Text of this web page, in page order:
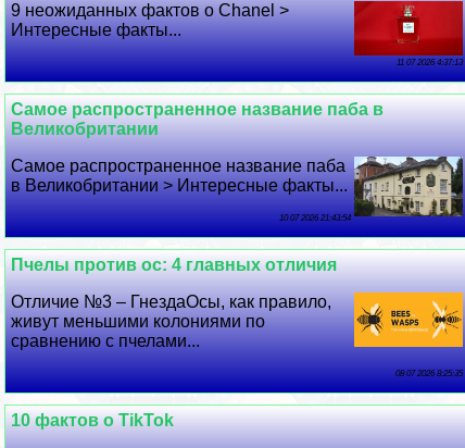
9 неожиданных фактов о Chanel >
Интересные факты...
11 07 2026 4:37:13
Самое распространенное название паба в
Великобритании
Самое распространенное название паба
в Великобритании > Интересные факты...
10 07 2026 21:43:54
Пчелы против ос: 4 главных отличия
Отличие №3 – ГнездаОсы, как правило,
живут меньшими колониями по
сравнению с пчелами...
08 07 2026 8:25:35
10 фактов о TikTok